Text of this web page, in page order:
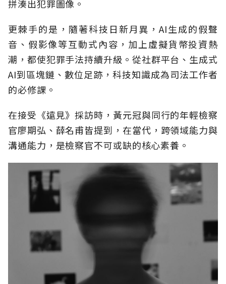
拼湊出犯罪圖像。
更棘手的是，隨著科技日新月異，AI生成的假聲
音、假影像等互動式內容，加上虛擬貨幣投資熱
潮，都使犯罪手法持續升級。從社群平台、生成式
AI到區塊鏈、數位足跡，科技知識成為司法工作者
的必修課。
在接受《遠見》採訪時，黃元冠與同行的年輕檢察
官廖期弘、薛名甫皆提到，在當代，跨領域能力與
溝通能力，是檢察官不可或缺的核心素養。